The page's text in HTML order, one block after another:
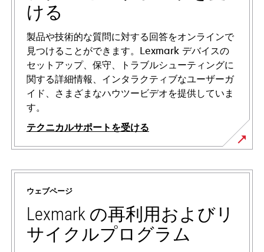
ける
製品や技術的な質問に対する回答をオンラインで
見つけることができます。Lexmark デバイスの
セットアップ、保守、トラブルシューティングに
関する詳細情報、インタラクティブなユーザーガ
イド、さまざまなハウツービデオを提供していま
す。
テクニカルサポートを受ける
新
し
ウェブページ
Lexmark の再利用およびリ
サイクルプログラム